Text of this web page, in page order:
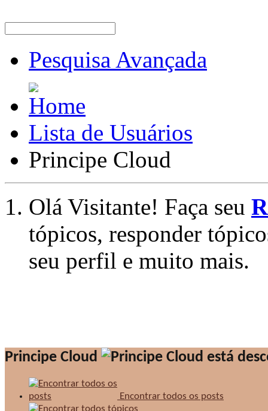
Pesquisa Avançada
Lista de Usuários
Principe Cloud
Olá Visitante! Faça seu
tópicos, responder
seu perfil e muito mais.
Principe Cloud
Encontrar todos os posts